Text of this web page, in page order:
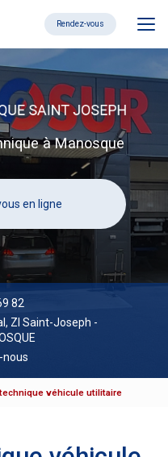
Rendez-vous
à Manosque
en ligne
82
ZI Saint-Joseph -
véhicule utilitaire